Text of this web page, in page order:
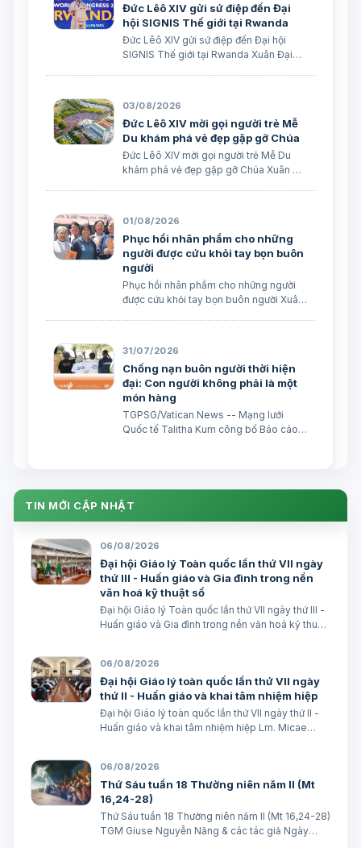
Đức Lêô XIV gửi sứ điệp đến Đại
hội SIGNIS Thế giới tại Rwanda
Đức Lêô XIV gửi sứ điệp đến Đại hội
SIGNIS Thế giới tại Rwanda Xuân Đại
Cha Lêô XIV kêu gọi những người làm
truyền thông C…
03/08/2026
Đức Lêô XIV mời gọi người trẻ Mễ
Du khám phá vẻ đẹp gặp gỡ Chúa
Đức Lêô XIV mời gọi người trẻ Mễ Du
khám phá vẻ đẹp gặp gỡ Chúa Xuân Đại
do Đức Hồng y Quốc vụ khanh Tòa
Thánh …
01/08/2026
Phục hồi nhân phẩm cho những
người được cứu khỏi tay bọn buôn
người
Phục hồi nhân phẩm cho những người
được cứu khỏi tay bọn buôn người Xuân
31/07/2026
Chống nạn buôn người thời hiện
đại: Con người không phải là một
món hàng
TGPSG/Vatican News -- Mạng lưới
Quốc tế Talitha Kum công bố Báo cáo
lột trực tuyến và các trò lừa đảo trực
tuyến đã trở thành nhữ…
TIN MỚI CẬP NHẬT
06/08/2026
Đại hội Giáo lý Toàn quốc lần thứ VII ngày
thứ III - Huấn giáo và Gia đình trong nền
văn hoá kỹ thuật số
Đại hội Giáo lý Toàn quốc lần thứ VII ngày thứ III -
Huấn giáo và Gia đình trong nền văn hoá kỹ thuật
06/08/2026
Đại hội Giáo lý toàn quốc lần thứ VII ngày
thứ II - Huấn giáo và khai tâm nhiệm hiệp
Đại hội Giáo lý toàn quốc lần thứ VII ngày thứ II -
Huấn giáo và khai tâm nhiệm hiệp Lm. Micae
06/08/2026
Thứ Sáu tuần 18 Thường niên năm II (Mt
16,24-28)
Thứ Sáu tuần 18 Thường niên năm II (Mt 16,24-28)
TGM Giuse Nguyễn Năng & các tác giả Ngày